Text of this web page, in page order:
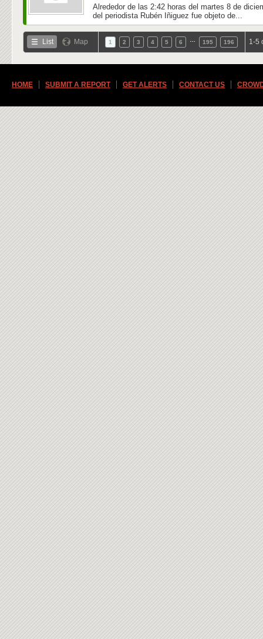
Alrededor de las 2:42 horas del martes 8 de
del periodista Rubén Iñiguez fue objeto de...
List Map 1 2 3 4 5 6 195 196 1-5
HOME SUBMIT A REPORT GET ALERTS CONTACT US